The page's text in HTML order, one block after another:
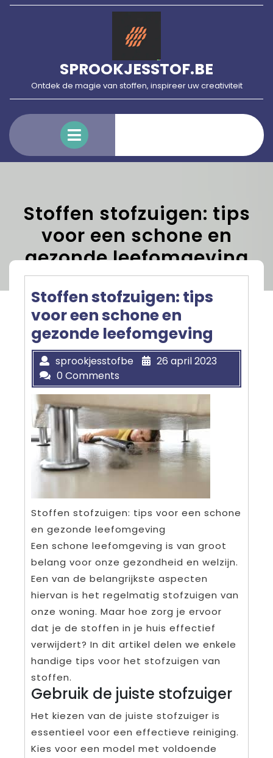
Skip
SPROOKJESSTOF.BE
Ontdek de magie van stoffen, inspireer uw creativiteit
Menu
Stoffen stofzuigen: tips
voor een schone en
gezonde leefomgeving
Stoffen stofzuigen: tips
voor een schone en
gezonde leefomgeving
sprookjesstofbe
26 april 2023
0 Comments
Stoffen stofzuigen: tips voor een schone
en gezonde leefomgeving
Een schone leefomgeving is van groot
belang voor onze gezondheid en welzijn.
Een van de belangrijkste aspecten
hiervan is het regelmatig stofzuigen van
onze woning. Maar hoe zorg je ervoor
dat je de stoffen in je huis effectief
verwijdert? In dit artikel delen we enkele
handige tips voor het stofzuigen van
stoffen.
Gebruik de juiste stofzuiger
Het kiezen van de juiste stofzuiger is
essentieel voor een effectieve reiniging.
Kies voor een model met voldoende